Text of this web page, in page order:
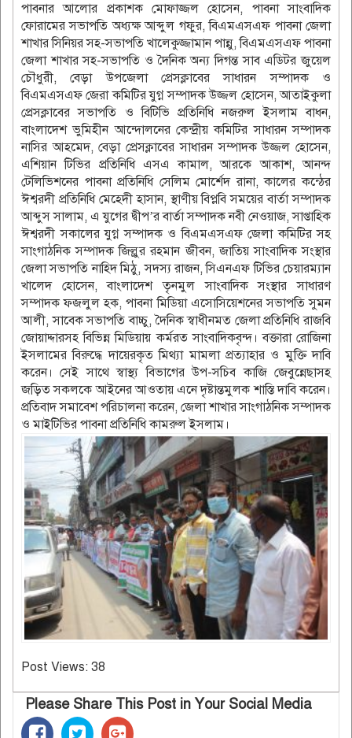
পাবনার আলোর প্রকাশক মোফাজ্জল হোসেন, পাবনা সাংবাদিক
ফোরামের সভাপতি অধ্যক্ষ আব্দুল গফুর, বিএমএসএফ পাবনা জেলা
শাখার সিনিয়র সহ-সভাপতি খালেকুজ্জামান পান্নু, বিএমএসএফ পাবনা
জেলা শাখার সহ-সভাপতি ও দৈনিক অন্য দিগন্ত সাব এডিটর জুয়েল
চৌধুরী, বেড়া উপজেলা প্রেসক্লাবের সাধারন সম্পাদক ও
বিএমএসএফ জেরা কমিটির যুগ্ন সম্পাদক উজ্জল হোসেন, আতাইকুলা
প্রেসক্লাবের সভাপতি ও বিটিভি প্রতিনিধি নজরুল ইসলাম বাধন,
বাংলাদেশ ভুমিহীন আন্দোলনের কেন্দ্রীয় কমিটির সাধারন সম্পাদক
নাসির আহমেদ, বেড়া প্রেসক্লাবের সাধারন সম্পাদক উজ্জল হোসেন,
এশিয়ান টিভির প্রতিনিধি এসএ কামাল, আরকে আকাশ, আনন্দ
টেলিভিশনের পাবনা প্রতিনিধি সেলিম মোর্শেদ রানা, কালের কন্ঠের
ঈশ্বরদী প্রতিনিধি মেহেদী হাসান, স্থাণীয় বিপ্লবি সময়ের বার্তা সম্পাদক
আব্দুস সালাম, এ যুগের দ্বীপ’র বার্তা সম্পাদক নবী নেওয়াজ, সাপ্তাহিক
ঈশ্বরদী সকালের যুগ্ন সম্পাদক ও বিএমএসএফ জেলা কমিটির সহ
সাংগাঠনিক সম্পাদক জিল্লুর রহমান জীবন, জাতিয় সাংবাদিক সংস্থার
জেলা সভাপতি নাহিদ মিঠু, সদস্য রাজন, সিএনএফ টিভির চেয়ারম্যান
খালেদ হোসেন, বাংলাদেশ তৃনমুল সাংবাদিক সংস্থার সাধারণ
সম্পাদক ফজলুল হক, পাবনা মিডিয়া এসোসিয়েশনের সভাপতি সুমন
আলী, সাবেক সভাপতি বাচ্চু, দৈনিক স্বাধীনমত জেলা প্রতিনিধি রাজবি
জোয়াদ্দারসহ বিভিন্ন মিডিয়ায় কর্মরত সাংবাদিকবৃন্দ। বক্তারা রোজিনা
ইসলামের বিরুদ্ধে দায়েরকৃত মিথ্যা মামলা প্রত্যাহার ও মুক্তি দাবি
করেন। সেই সাথে স্বাস্থ্য বিভাগের উপ-সচিব কাজি জেবুন্নেছাসহ
জড়িত সকলকে আইনের আওতায় এনে দৃষ্টান্তমুলক শাস্তি দাবি করেন।
প্রতিবাদ সমাবেশ পরিচালনা করেন, জেলা শাখার সাংগাঠনিক সম্পাদক
ও মাইটিভির পাবনা প্রতিনিধি কামরুল ইসলাম।
Post Views: 38
Please Share This Post in Your Social Media